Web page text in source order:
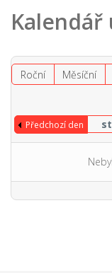
Roční Měsíční
Předchozí den